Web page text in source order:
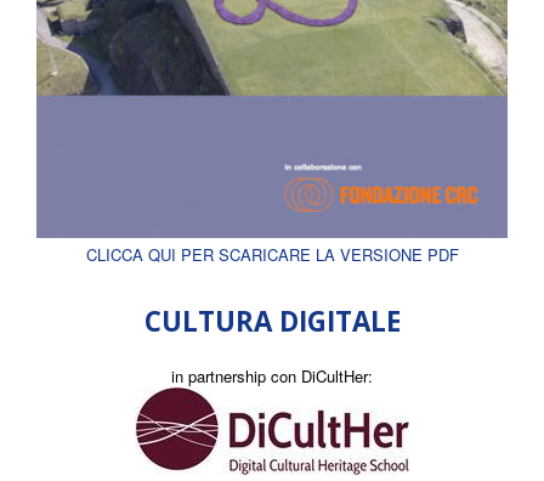
CLICCA QUI PER SCARICARE LA VERSIONE PDF
CULTURA DIGITALE
in partnership con DiCultHer: